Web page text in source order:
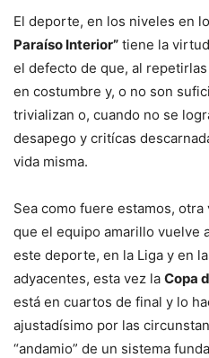
El deporte, en los niveles en
Paraíso Interior” tiene la
el defecto de que, al
en costumbre y, o no son
trivializan o, cuando no se
desapego y critícas
vida misma.
Sea como fuere estamos,
que el equipo amarillo vuelve
este deporte, en la Liga y en
adyacentes, esta vez la Copa
está en cuartos de final y lo
ajustadísimo por las
“andamio” de un sistema